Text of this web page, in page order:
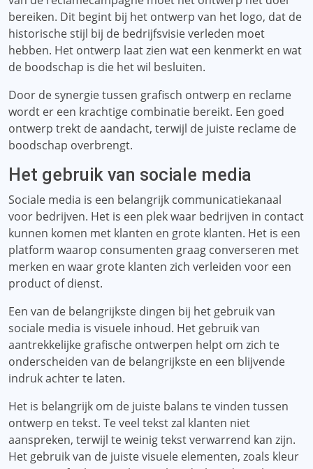
bereiken. Dit begint bij het ontwerp van het logo, dat de
historische stijl bij de bedrijfsvisie verleden moet
hebben. Het ontwerp laat zien wat een kenmerkt en wat
de boodschap is die het wil besluiten.
Door de synergie tussen grafisch ontwerp en reclame
wordt er een krachtige combinatie bereikt. Een goed
ontwerp trekt de aandacht, terwijl de juiste reclame de
boodschap overbrengt.
Het gebruik van sociale media
Sociale media is een belangrijk communicatiekanaal
voor bedrijven. Het is een plek waar bedrijven in contact
kunnen komen met klanten en grote klanten. Het is een
platform waarop consumenten graag converseren met
merken en waar grote klanten zich verleiden voor een
product of dienst.
Een van de belangrijkste dingen bij het gebruik van
sociale media is visuele inhoud. Het gebruik van
aantrekkelijke grafische ontwerpen helpt om zich te
onderscheiden van de belangrijkste en een blijvende
indruk achter te laten.
Het is belangrijk om de juiste balans te vinden tussen
ontwerp en tekst. Te veel tekst zal klanten niet
aanspreken, terwijl te weinig tekst verwarrend kan zijn.
Het gebruik van de juiste visuele elementen, zoals kleur